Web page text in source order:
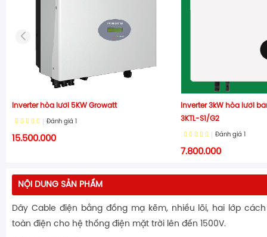
Inverter hòa lưới 5KW Growatt
Đánh giá 1
15.500.000
Inverter 3kW hòa lưới
3KTL-S1/G2
Đánh giá 1
7.800.000
NỘI DUNG SẢN PHẨM
Dây Cable điện bằng đồng mạ kẽm, nhiều lõi, hai lớp
toàn điện cho hệ thống điện mặt trời lên đến 1500V.